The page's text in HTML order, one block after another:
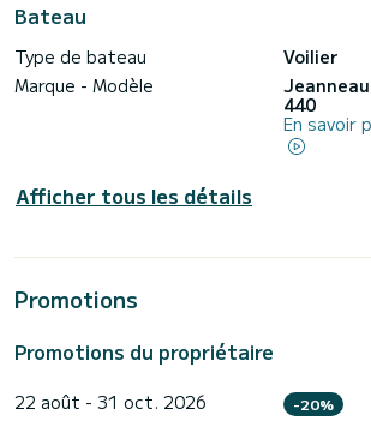
Bateau
Type de bateau
Voilier
Marque - Modèle
440
En savoir
Afficher tous les détails
Promotions
Promotions du propriétaire
22 août - 31 oct. 2026 -20%